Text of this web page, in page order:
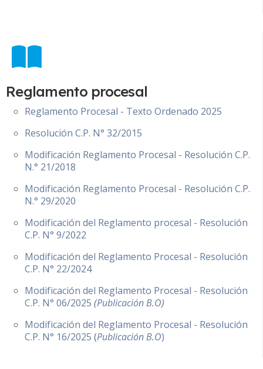
Reglamento procesal
Reglamento Procesal - Texto Ordenado 2025
Resolución C.P. N° 32/2015
Modificación Reglamento Procesal - Resolución C.P.
N.° 21/2018
Modificación Reglamento Procesal - Resolución C.P.
N.° 29/2020
Modificación del Reglamento procesal - Resolución
C.P. N° 9/2022
Modificación del Reglamento Procesal - Resolución
C.P. N° 22/2024
Modificación del Reglamento Procesal - Resolución
C.P. N° 06/2025(Publicación B.O)
Modificación del Reglamento Procesal - Resolución
C.P. N° 16/2025 (Publicación B.O)